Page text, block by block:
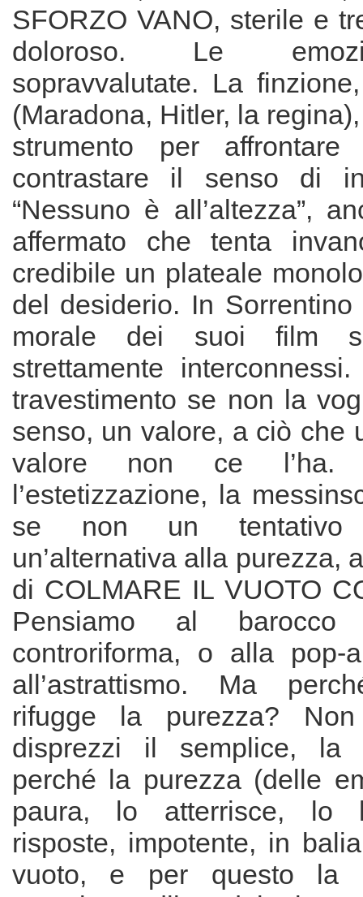
SFORZO VANO, sterile e
doloroso. Le
sopravvalutate. La
(Maradona, Hitler, la
strumento per
contrastare il senso di
“Nessuno è all’altezza”,
affermato che tenta
credibile un plateale
del desiderio. In Sorrentino
morale dei suoi film
strettamente
travestimento se non la
senso, un valore, a ciò che
valore non ce l’ha.
l’estetizzazione, la
se non un tentativo
un’alternativa alla purezza,
di COLMARE IL VUOTO
Pensiamo al
controriforma, o alla pop-
all’astrattismo. Ma
rifugge la purezza?
disprezzi il semplice, la
perché la purezza (delle
paura, lo atterrisce, lo
risposte, impotente, in
vuoto, e per questo la